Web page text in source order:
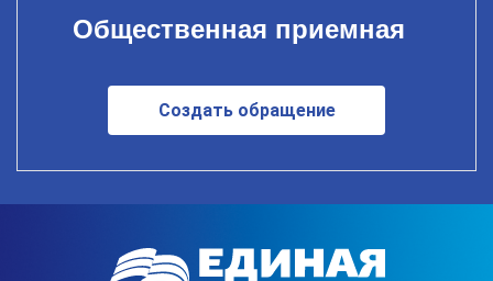
Общественная приемная
Создать обращение